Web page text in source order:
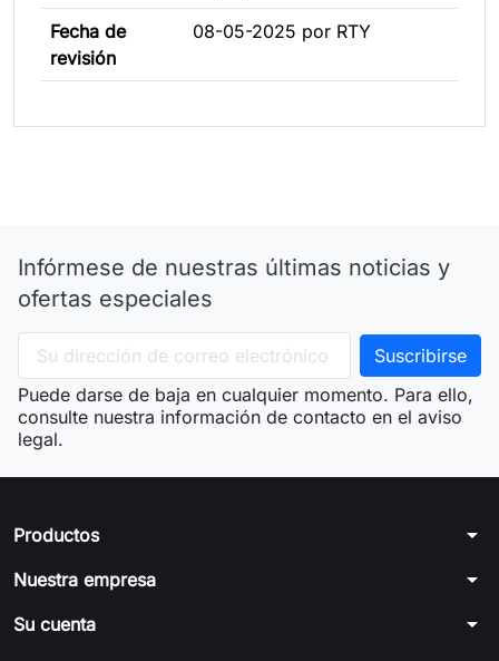
Fecha de
revisión
08-05-2025 por RTY
Infórmese de nuestras últimas noticias y
ofertas especiales
Puede darse de baja en cualquier momento. Para ello,
consulte nuestra información de contacto en el aviso
legal.
Productos arrow_drop_down
Nuestra empresa arrow_drop_down
Su cuenta arrow_drop_down